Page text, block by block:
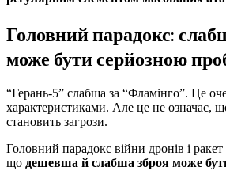
Головний парадокс:
може бути серйозною
“Герань-5” слабша за “Фламінго”. Це
характеристиками. Але це не означає,
становить загрози.
Головний парадокс війни дронів і
що дешевша й слабша зброя може